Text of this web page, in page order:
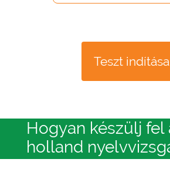
Teszt indítása
Hogyan készülj fel
holland